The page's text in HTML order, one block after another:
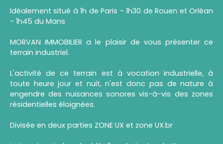
Idéalement situé à 1h de Paris - 1h30 de Rouen et Orléan
- 1h45 du Mans
MORVAN IMMOBILIER a le plaisir de vous présenter ce
terrain industriel.
L'activité de ce terrain est à vocation industrielle, à
toute heure jour et nuit, n'est donc pas de nature à
engendre des nuisances sonores vis-à-vis des zones
résidentielles éloignées.
Divisée en deux parties ZONE UX et zone UX.br